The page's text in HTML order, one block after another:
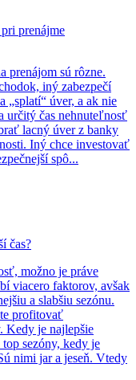
prenájme
prenájom sú rôzne.
iný zabezpečí
„splatí“ úver, a ak nie
určitý čas nehnuteľnosť
lacný úver z banky
Iný chce investovať
spô...
čas?
možno je práve
viacero faktorov, avšak
a slabšiu sezónu.
profitovať
Kedy je najlepšie
sezóny, kedy je
nimi jar a jeseň. Vtedy